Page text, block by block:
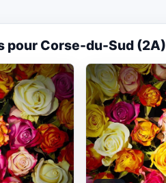
pour Corse-du-Sud (2A)